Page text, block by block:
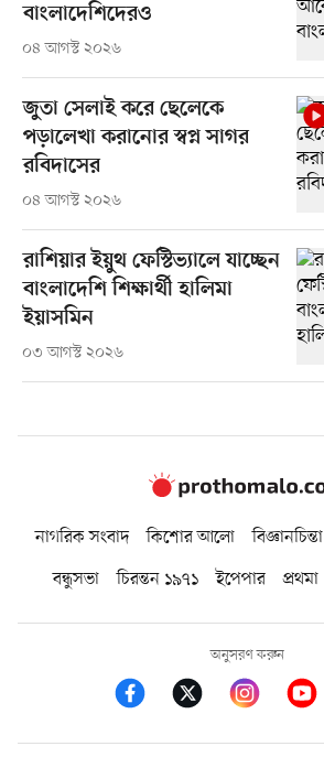
বাংলাদেশিদেরও
০৪ আগস্ট ২০২৬
জুতা সেলাই করে ছেলেকে
পড়ালেখা করানোর স্বপ্ন সাগর
রবিদাসের
০৪ আগস্ট ২০২৬
রাশিয়ার ইয়ুথ ফেস্টিভ্যালে যাচ্ছেন
বাংলাদেশি শিক্ষার্থী হালিমা
ইয়াসমিন
০৩ আগস্ট ২০২৬
নাগরিক সংবাদ কিশোর আলো বিজ্ঞানচিন্তা
বন্ধুসভা
চিরন্তন ১৯৭১ ইপেপার প্রথমা
অনুসরণ করুন